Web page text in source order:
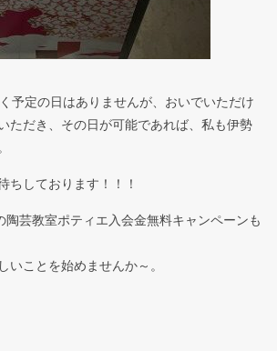
予定の日はありませんが、おいでいただけ
ただき、その日が可能であれば、私も伊勢
ちしております！！！
陶芸教室ポティエ入会金無料キャンペーンも
いことを始めませんか～。